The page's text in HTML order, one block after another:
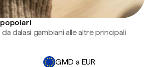
dalasi gambiani alle altre principali
GMD a EUR